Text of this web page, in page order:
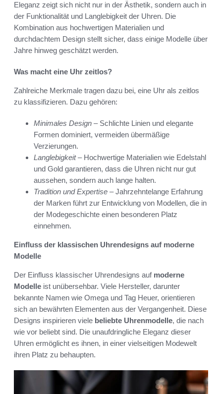
Eleganz zeigt sich nicht nur in der Ästhetik, sondern auch in
der Funktionalität und Langlebigkeit der Uhren. Die
Kombination aus hochwertigen Materialien und
durchdachtem Design stellt sicher, dass einige Modelle über
Jahre hinweg geschätzt werden.
Was macht eine Uhr zeitlos?
Zahlreiche Merkmale tragen dazu bei, eine Uhr als zeitlos
zu klassifizieren. Dazu gehören:
Minimales Design – Schlichte Linien und elegante
Formen dominiert, vermeiden übermäßige
Verzierungen.
Langlebigkeit– Hochwertige Materialien wie Edelstahl
und Gold garantieren, dass die Uhren nicht nur gut
aussehen, sondern auch lange halten.
Tradition und Expertise – Jahrzehntelange Erfahrung
der Marken führt zur Entwicklung von Modellen, die in
der Modegeschichte einen besonderen Platz
einnehmen.
Einfluss der klassischen Uhrendesigns auf moderne
Modelle
Der Einfluss klassischer Uhrendesigns auf moderne
Modelle ist unübersehbar. Viele Hersteller, darunter
bekannte Namen wie Omega und Tag Heuer, orientieren
sich an bewährten Elementen aus der Vergangenheit. Diese
Designs inspirieren viele beliebte Uhrenmodelle, die nach
wie vor beliebt sind. Die unaufdringliche Eleganz dieser
Uhren ermöglicht es ihnen, in einer vielseitigen Modewelt
ihren Platz zu behaupten.